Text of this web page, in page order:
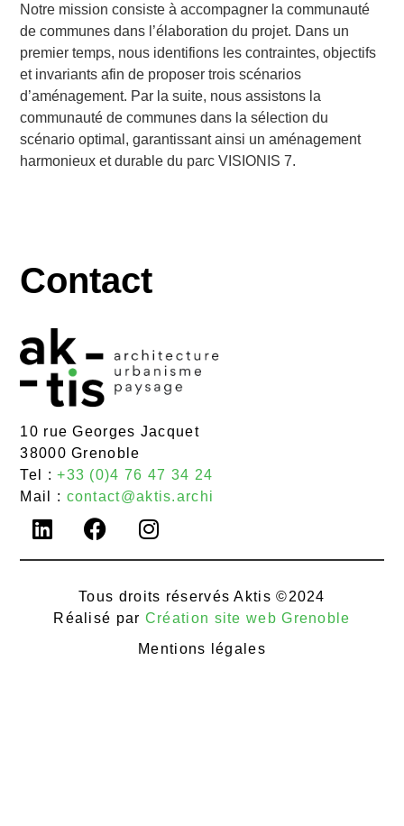
Notre mission consiste à accompagner la communauté
de communes dans l’élaboration du projet. Dans un
premier temps, nous identifions les contraintes, objectifs
et invariants afin de proposer trois scénarios
d’aménagement. Par la suite, nous assistons la
communauté de communes dans la sélection du
scénario optimal, garantissant ainsi un aménagement
harmonieux et durable du parc VISIONIS 7.
Contact
10 rue Georges Jacquet
38000 Grenoble
Tel :+33 (0)4 76 47 34 24
Mail : contact@aktis.archi
Tous droits réservés Aktis ©2024
Réalisé par Création site web Grenoble
Mentions légales